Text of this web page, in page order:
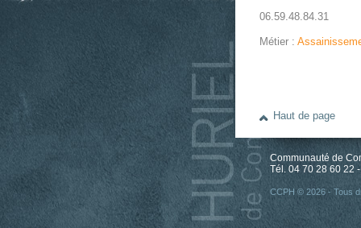
06.59.48.84.31
Métier :
Haut de page
Communauté de
Tél. 04 70 28 60 22
CCPH © 2026 - Tous